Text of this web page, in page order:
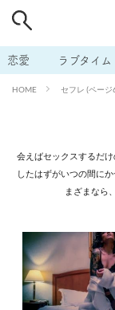
恋愛 ラブタイム
HOME セフレ (ページ
会えばセックスするだ
したはずがいつの間に
まざまなら
# 不倫 #
# ラブグッズ
# おもしろラ